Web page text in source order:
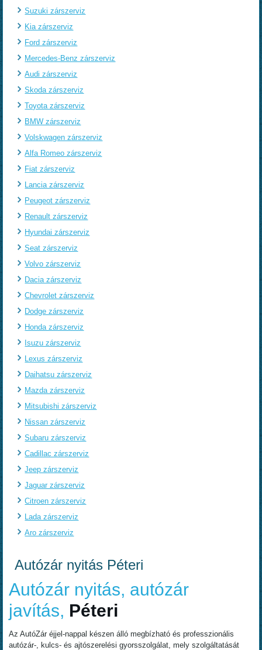
Suzuki zárszerviz
Kia zárszerviz
Ford zárszerviz
Mercedes-Benz zárszerviz
Audi zárszerviz
Skoda zárszerviz
Toyota zárszerviz
BMW zárszerviz
Volskwagen zárszerviz
Alfa Romeo zárszerviz
Fiat zárszerviz
Lancia zárszerviz
Peugeot zárszerviz
Renault zárszerviz
Hyundai zárszerviz
Seat zárszerviz
Volvo zárszerviz
Dacia zárszerviz
Chevrolet zárszerviz
Dodge zárszerviz
Honda zárszerviz
Isuzu zárszerviz
Lexus zárszerviz
Daihatsu zárszerviz
Mazda zárszerviz
Mitsubishi zárszerviz
Nissan zárszerviz
Subaru zárszerviz
Cadillac zárszerviz
Jeep zárszerviz
Jaguar zárszerviz
Citroen zárszerviz
Lada zárszerviz
Aro zárszerviz
Autózár nyitás Péteri
Autózár nyitás, autózár
javítás, Péteri
Az AutóZár éjjel-nappal készen álló megbízható és professzionális
autózár-, kulcs- és ajtószerelési gyorsszolgálat, mely szolgáltatását